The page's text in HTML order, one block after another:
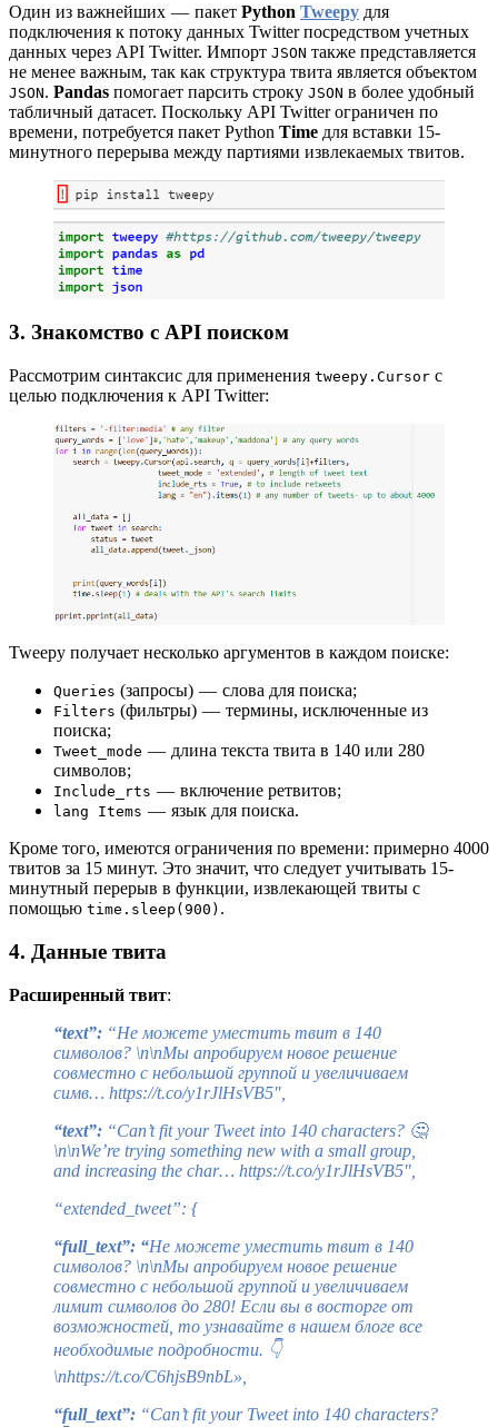
Один из важнейших — пакет Python Tweepy для
подключения к потоку данных Twitter посредством учетных
данных через API Twitter. Импорт JSON также представляется
не менее важным, так как структура твита является объектом
JSON. Pandas помогает парсить строку JSON в более удобный
табличный датасет. Поскольку API Twitter ограничен по
времени, потребуется пакет Python Time для вставки 15-
минутного перерыва между партиями извлекаемых твитов.
3. Знакомство с API поиском
Рассмотрим синтаксис для применения tweepy.Cursor с
целью подключения к API Twitter:
Tweepy получает несколько аргументов в каждом поиске:
Queries (запросы) — слова для поиска;
Filters (фильтры) — термины, исключенные из
поиска;
Tweet_mode — длина текста твита в 140 или 280
символов;
Include_rts — включение ретвитов;
lang Items — язык для поиска.
Кроме того, имеются ограничения по времени: примерно 4000
твитов за 15 минут. Это значит, что следует учитывать 15-
минутный перерыв в функции, извлекающей твиты с
помощью time.sleep(900) .
4. Данные твита
Расширенный твит:
“text”: “Не можете уместить твит в 140
символов? \n\nМы апробируем новое решение
совместно с небольшой группой и увеличиваем
симв… https://t.co/y1rJlHsVB5″,
“text”: “Can’t fit your Tweet into 140 characters? 🤔
\n\nWe’re trying something new with a small group,
and increasing the char… https://t.co/y1rJlHsVB5″,
“extended_tweet”: {
“full_text”: “Не можете уместить твит в 140
символов? \n\nМы апробируем новое решение
совместно с небольшой группой и увеличиваем
лимит символов до 280! Если вы в восторге от
возможностей, то узнавайте в нашем блоге все
необходимые подробности. 👇
\nhttps://t.co/C6hjsB9nbL»,
“full_text”: “Can’t fit your Tweet into 140 characters?